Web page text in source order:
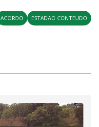
ACORDO
ESTADAO CONTEUDO